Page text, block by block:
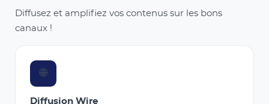
Diffusez et amplifiez vos contenus sur les bons
canaux !
🌐
Diffusion Wire